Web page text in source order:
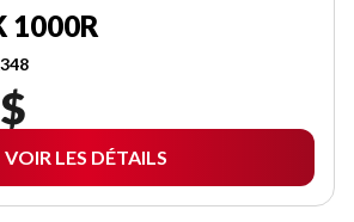
1000R
VOIR LES DÉTAILS